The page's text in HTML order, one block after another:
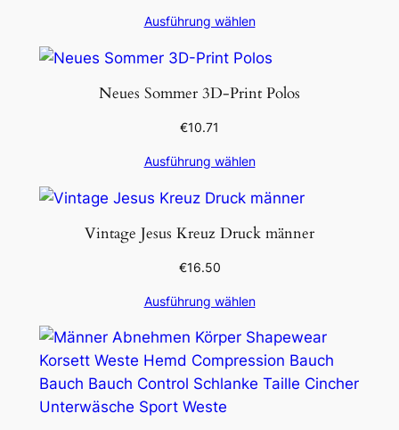
Ausführung wählen
Neues Sommer 3D-Print Polos
€10.71
Ausführung wählen
Vintage Jesus Kreuz Druck männer
€16.50
Ausführung wählen